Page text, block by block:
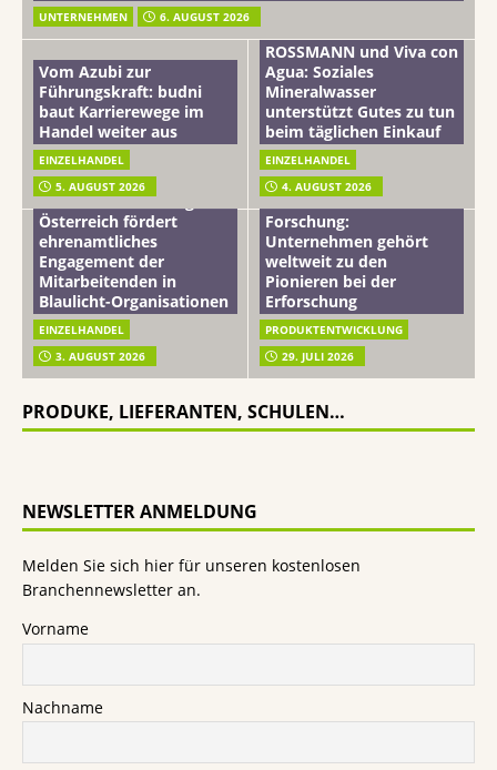
UNTERNEHMEN 6. AUGUST 2026
Vom Azubi zur
Führungskraft: budni
baut Karrierewege im
Handel weiter aus
EINZELHANDEL
5. AUGUST 2026
ROSSMANN und Viva con
Agua: Soziales
Mineralwasser
unterstützt Gutes zu tun
beim täglichen Einkauf
EINZELHANDEL
4. AUGUST 2026
mehr vom leben tag: dm
Österreich fördert
ehrenamtliches
Engagement der
Mitarbeitenden in
Blaulicht-Organisationen
EINZELHANDEL
3. AUGUST 2026
Beiersdorf
Hautmikrobiom-
Forschung:
Unternehmen gehört
weltweit zu den
Pionieren bei der
Erforschung
PRODUKTENTWICKLUNG
29. JULI 2026
PRODUKE, LIEFERANTEN, SCHULEN…
NEWSLETTER ANMELDUNG
Melden Sie sich hier für unseren kostenlosen
Branchennewsletter an.
Vorname
Nachname